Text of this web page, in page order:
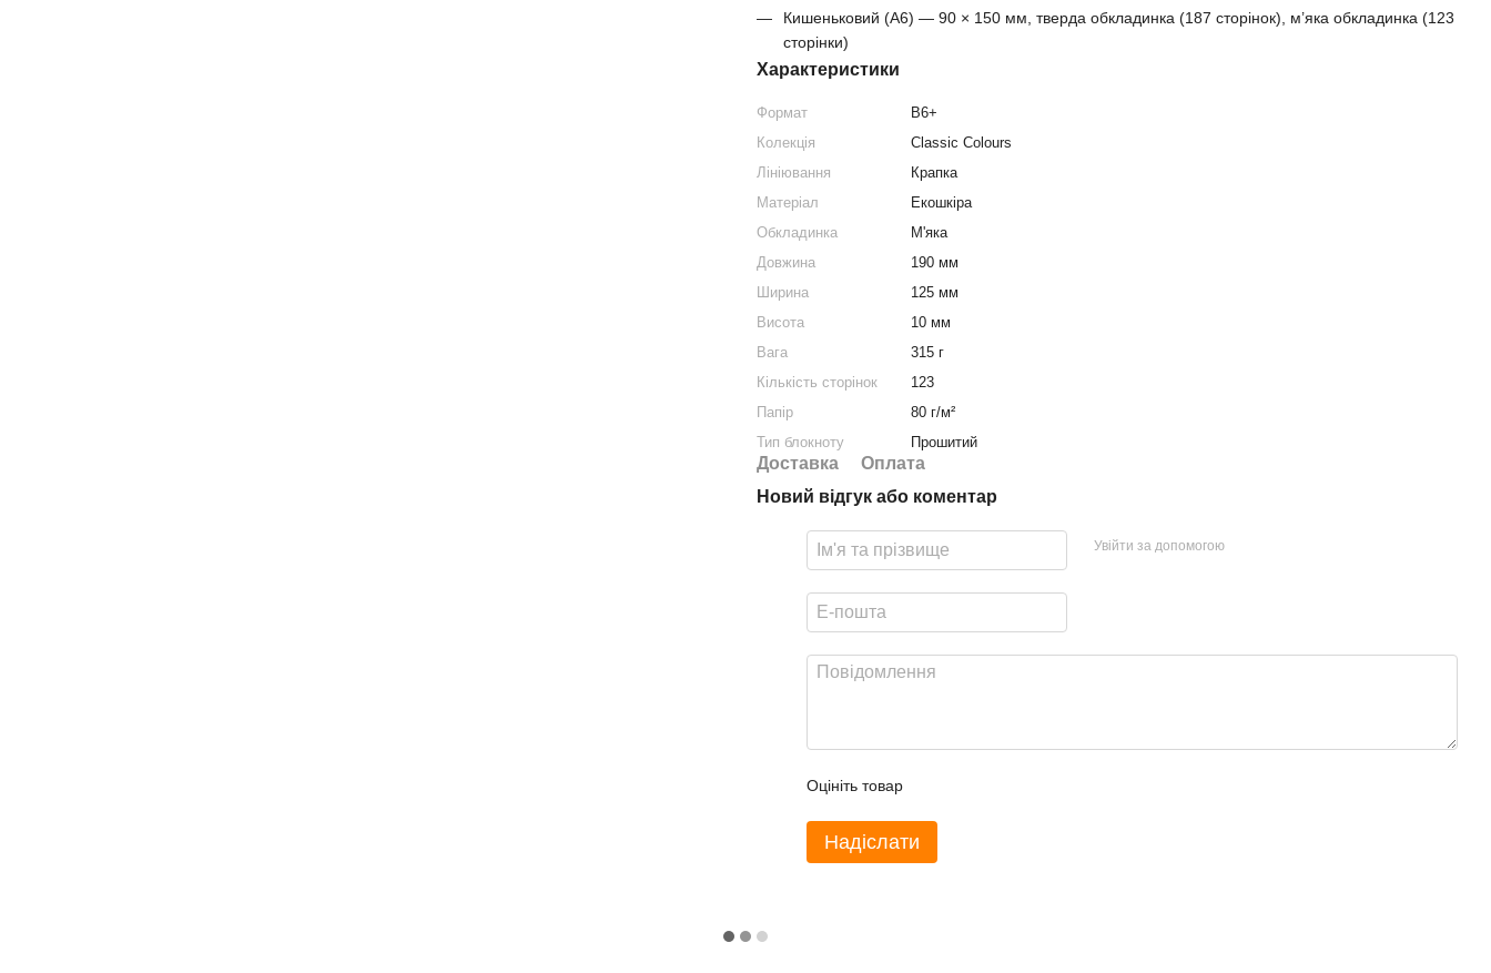
Кишеньковий (A6) — 90 × 150 мм, тверда обкладинка (187 сторінок), м’яка обкладинка (123
сторінки)
Характеристики
Формат
B6+
Колекція
Classic Colours
Лініювання
Крапка
Матеріал
Екошкіра
Обкладинка
М'яка
Довжина
190 мм
Ширина
125 мм
Висота
10 мм
Вага
315 г
Кількість сторінок
123
Папір
80 г/м²
Тип блокноту
Прошитий
Доставка
Оплата
Новий відгук або коментар
Увійти за допомогою
Оцініть товар
Надіслати